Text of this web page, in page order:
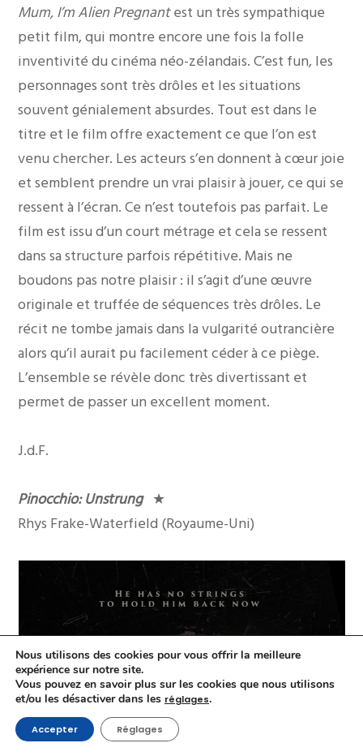
Mum, I’m Alien Pregnantest un très sympathique
petit film, qui montre encore une fois la folle
inventivité du cinéma néo-zélandais. C’est fun, les
personnages sont très drôles et les situations
souvent génialement absurdes. Tout est dans le
titre et le film offre exactement ce que l’on est
venu chercher. Les acteurs s’en donnent à cœur joie
et semblent prendre un vrai plaisir à jouer, ce qui se
ressent à l’écran. Ce n’est toutefois pas parfait. Le
film est issu d’un court métrage et cela se ressent
dans sa structure parfois répétitive. Mais ne
boudons pas notre plaisir : il s’agit d’une œuvre
originale et truffée de séquences très drôles. Le
récit ne tombe jamais dans la vulgarité outrancière
alors qu’il aurait pu facilement céder à ce piège.
L’ensemble se révèle donc très divertissant et
permet de passer un excellent moment.
J.d.F.
Pinocchio: Unstrung★
Rhys Frake-Waterfield (Royaume-Uni)
Nous utilisons des cookies pour vous offrir la meilleure
expérience sur notre site.
Vous pouvez en savoir plus sur les cookies que nous utilisons
et/ou les désactiver dans les réglages.
Accepter Réglages